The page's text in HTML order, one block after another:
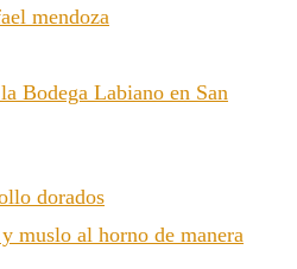
Bodega Labiano en San
muslo al horno de manera